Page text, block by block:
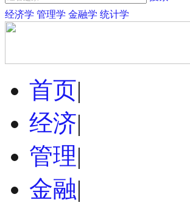
经济学 管理学 金融学 统计学
首页|
经济|
管理|
金融|